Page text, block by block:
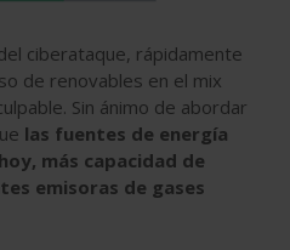
ciberataque, rápidamente
de renovables en el mix
Sin ánimo de abordar
las fuentes de energía
más capacidad de
emisoras de gases